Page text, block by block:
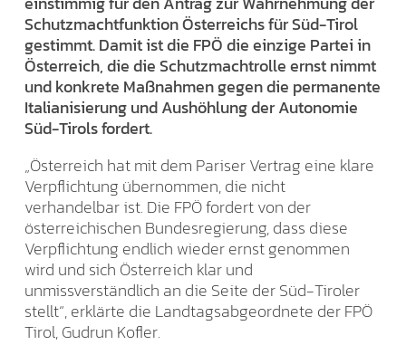
Schutzmachtfunktion Österreichs für Süd-Tirol
gestimmt. Damit ist die FPÖ die einzige Partei in
Österreich, die die Schutzmachtrolle ernst nimmt
und konkrete Maßnahmen gegen die permanente
Italianisierung und Aushöhlung der Autonomie
Süd-Tirols fordert.
„Österreich hat mit dem Pariser Vertrag eine klare
Verpflichtung übernommen, die nicht
verhandelbar ist. Die FPÖ fordert von der
österreichischen Bundesregierung, dass diese
Verpflichtung endlich wieder ernst genommen
wird und sich Österreich klar und
unmissverständlich an die Seite der Süd-Tiroler
stellt“, erklärte die Landtagsabgeordnete der FPÖ
Tirol, Gudrun Kofler.